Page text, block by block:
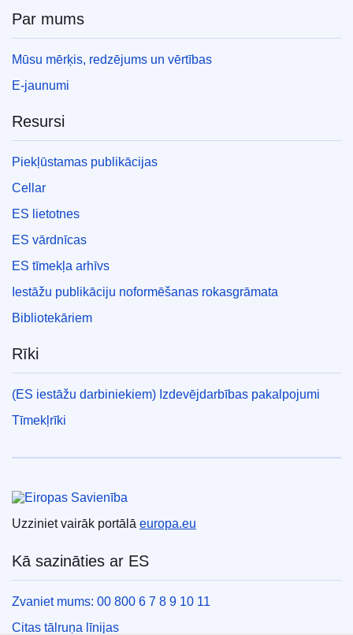
Par mums
Mūsu mērķis, redzējums un vērtības
E-jaunumi
Resursi
Piekļūstamas publikācijas
Cellar
ES lietotnes
ES vārdnīcas
ES tīmekļa arhīvs
Iestāžu publikāciju noformēšanas rokasgrāmata
Bibliotekāriem
Rīki
(ES iestāžu darbiniekiem) Izdevējdarbības pakalpojumi
Tīmekļrīki
Uzziniet vairāk portālā europa.eu
Kā sazināties ar ES
Zvaniet mums: 00 800 6 7 8 9 10 11
Citas tālruņa līnijas